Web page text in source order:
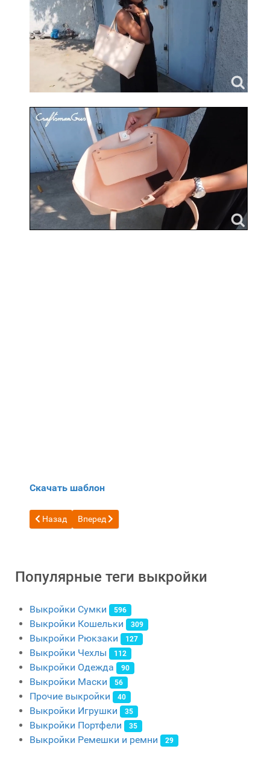
Скачать шаблон
Предыдущий: Бесплатная выкройка Сумочка для
Назад Следующий: Бесплатный шаблон Сумка банан
Вперед
Популярные теги выкройки
Выкройки Сумки 596
Выкройки Кошельки 309
Выкройки Рюкзаки 127
Выкройки Чехлы 112
Выкройки Одежда 90
Выкройки Маски 56
Прочие выкройки 40
Выкройки Игрушки 35
Выкройки Портфели 35
Выкройки Ремешки и ремни 29